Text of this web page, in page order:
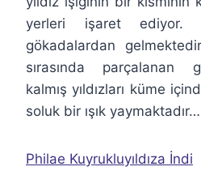
yerleri işaret
gökadalardan
sırasında parçalanan
kalmış yıldızları küme
soluk bir ışık yaymaktadır…
Philae Kuyrukluyıldıza İndi